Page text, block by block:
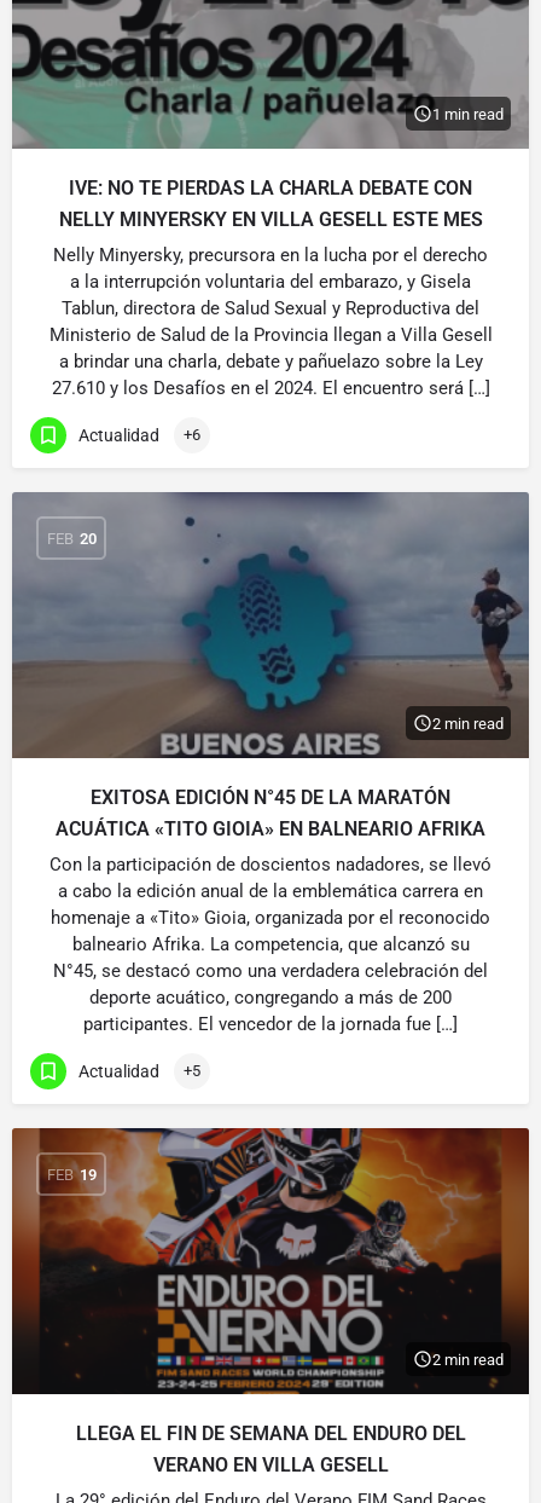
1 min read
IVE: NO TE PIERDAS LA CHARLA DEBATE CON
NELLY MINYERSKY EN VILLA GESELL ESTE MES
Nelly Minyersky, precursora en la lucha por el derecho
a la interrupción voluntaria del embarazo, y Gisela
Tablun, directora de Salud Sexual y Reproductiva del
Ministerio de Salud de la Provincia llegan a Villa Gesell
a brindar una charla, debate y pañuelazo sobre la Ley
27.610 y los Desafíos en el 2024. El encuentro será […]
Actualidad +6
FEB 20
2 min read
EXITOSA EDICIÓN N°45 DE LA MARATÓN
ACUÁTICA «TITO GIOIA» EN BALNEARIO AFRIKA
Con la participación de doscientos nadadores, se llevó
a cabo la edición anual de la emblemática carrera en
homenaje a «Tito» Gioia, organizada por el reconocido
balneario Afrika. La competencia, que alcanzó su
N°45, se destacó como una verdadera celebración del
deporte acuático, congregando a más de 200
participantes. El vencedor de la jornada fue […]
Actualidad +5
FEB 19
2 min read
LLEGA EL FIN DE SEMANA DEL ENDURO DEL
VERANO EN VILLA GESELL